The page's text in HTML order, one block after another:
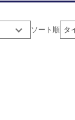
ソート順